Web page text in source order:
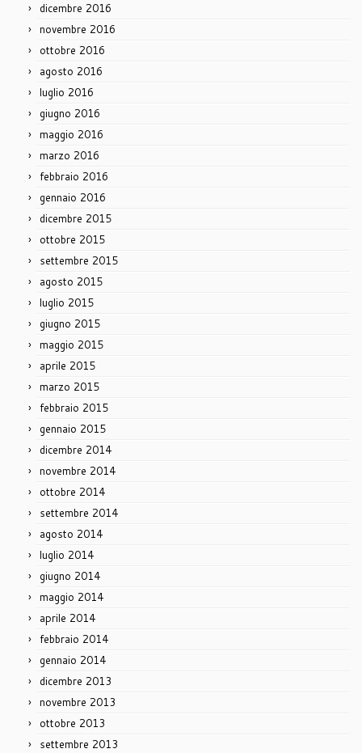
dicembre 2016
novembre 2016
ottobre 2016
agosto 2016
luglio 2016
giugno 2016
maggio 2016
marzo 2016
febbraio 2016
gennaio 2016
dicembre 2015
ottobre 2015
settembre 2015
agosto 2015
luglio 2015
giugno 2015
maggio 2015
aprile 2015
marzo 2015
febbraio 2015
gennaio 2015
dicembre 2014
novembre 2014
ottobre 2014
settembre 2014
agosto 2014
luglio 2014
giugno 2014
maggio 2014
aprile 2014
febbraio 2014
gennaio 2014
dicembre 2013
novembre 2013
ottobre 2013
settembre 2013